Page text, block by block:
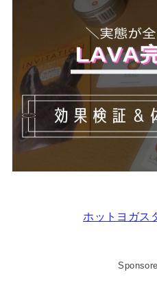
ホットヨガス